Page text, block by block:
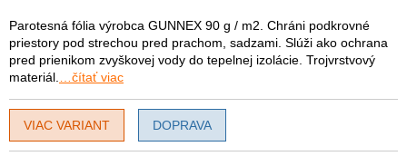
Parotesná fólia výrobca GUNNEX 90 g / m2. Chráni podkrovné
priestory pod strechou pred prachom, sadzami. Slúži ako ochrana
pred prienikom zvyškovej vody do tepelnej izolácie. Trojvrstvový
materiál.
…čítať viac
VIAC VARIANT DOPRAVA